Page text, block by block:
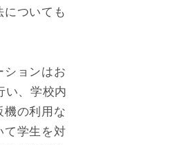
についても
ションはお
い、学校内
機の利用な
て学生を対